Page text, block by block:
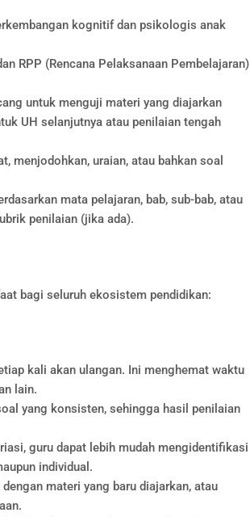
kognitif dan psikologis anak
RPP (Rencana Pelaksanaan Pembelajaran)
untuk menguji materi yang diajarkan
UH selanjutnya atau penilaian tengah
menjodohkan, uraian, atau bahkan soal
mata pelajaran, bab, sub-bab, atau
penilaian (jika ada).
bagi seluruh ekosistem pendidikan:
kali akan ulangan. Ini menghemat waktu
lain.
yang konsisten, sehingga hasil penilaian
guru dapat lebih mudah mengidentifikasi
individual.
materi yang baru diajarkan, atau